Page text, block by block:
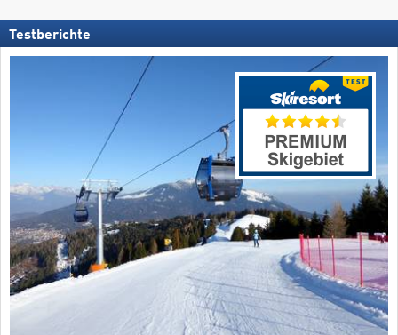
Testberichte